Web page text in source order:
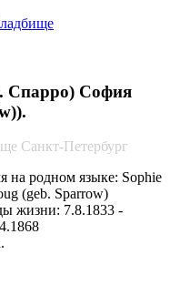
Спарро) София
Санкт-Петербург
на родном языке: Sophie
(geb. Sparrow)
жизни: 7.8.1833 -